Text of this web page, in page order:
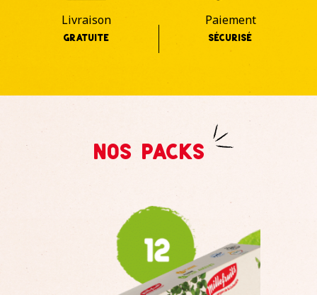
Livraison
GRATUITE
Paiement
SÉCURISÉ
Nos packs